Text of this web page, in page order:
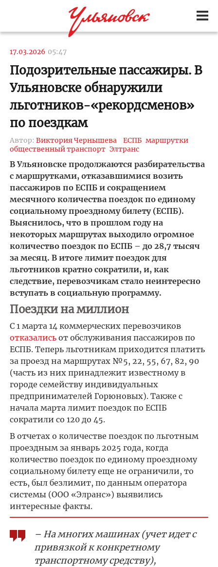
17.03.2026 05:47
Подозрительные пассажиры. В
Ульяновске обнаружили
льготников-«рекордсменов»
по поездкам
Автор: Виктория Чернышева ЕСПБ маршрутки
общественный транспорт Элтранс
В Ульяновске продолжаются разбирательства
с маршрутками, отказавшимися возить
пассажиров по ЕСПБ и сокращением
месячного количества поездок по единому
социальному проездному билету (ЕСПБ).
Выяснилось, что в прошлом году на
некоторых маршрутах выходило огромное
количество поездок по ЕСПБ – до 28,7 тысяч
за месяц. В итоге лимит поездок для
льготников кратно сократили, и, как
следствие, перевозчикам стало неинтересно
вступать в социальную программу.
Поездки на миллион
С 1 марта 14 коммерческих перевозчиков
отказались от обслуживания пассажиров по
ЕСПБ. Теперь льготникам приходится платить
за проезд на маршрутах №5, 22, 55, 67, 82, 90
(часть из них принадлежит известному в
городе семейству индивидуальных
предпринимателей Горюновых). Также с
начала марта лимит поездок по ЕСПБ
сократили со 120 до 45.
В отчетах о количестве поездок по льготным
проездным за январь 2025 года, когда
количество поездок по единому проездному
социальному билету еще не ограничили, то
есть, был безлимит, по данным оператора
системы (ООО «Элранс») выявились
интересные факты.
– На многих машинах (учет идет с
привязкой к конкретному
транспортному средству),